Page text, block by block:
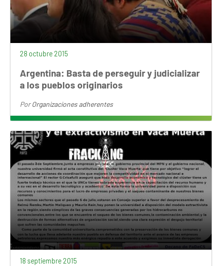
28 octubre 2015
Argentina: Basta de perseguir y judicializar
a los pueblos originarios
PorOrganizaciones adherentes
18 septiembre 2015